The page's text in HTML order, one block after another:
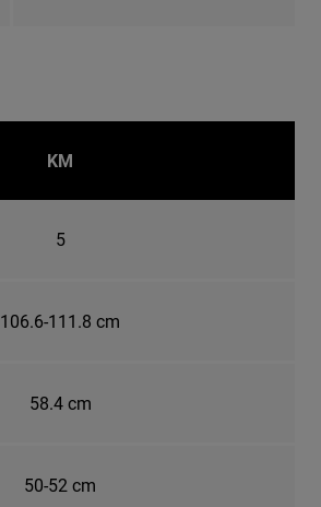
KM
5
106.6-111.8 cm
58.4 cm
50-52 cm